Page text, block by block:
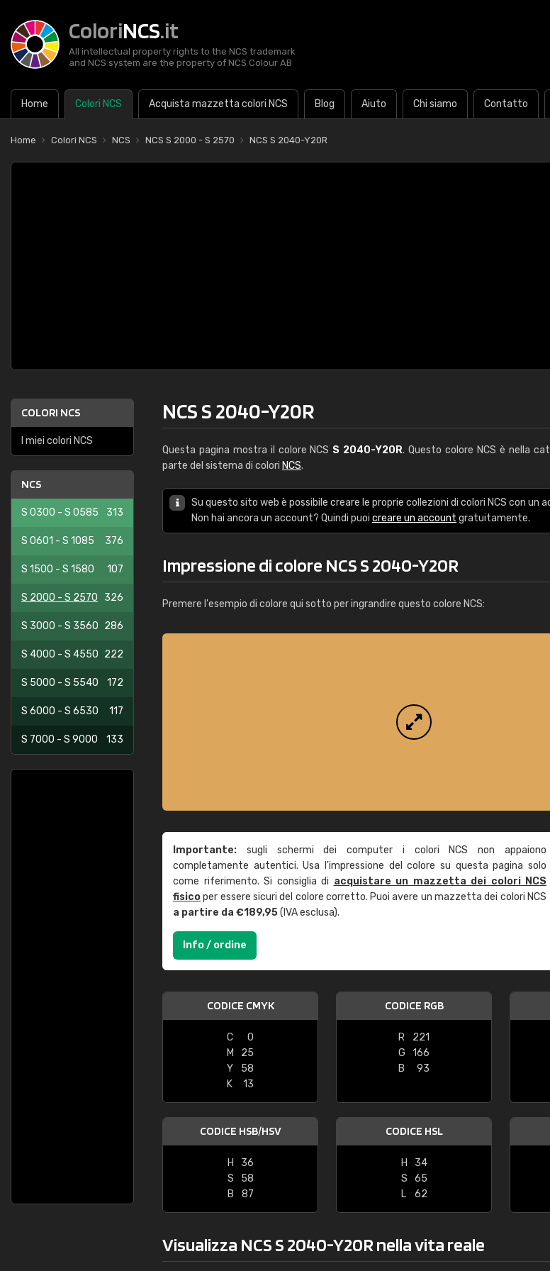
ColoriNCS.it
All intellectual property rights to the NCS trademark
and NCS system are the property of NCS Colour AB
Home Colori NCS Acquista mazzetta colori NCS Blog Aiuto Chi siamo Contatto
Home Colori NCS NCS NCS S 2000 - S 2570 NCS S 2040-Y20R
COLORI NCS
I miei colori NCS
NCS
S 0300 - S 0585 313
S 0601 - S 1085 376
S 1500 - S 1580 107
S 2000 - S 2570 326
S 3000 - S 3560 286
S 4000 - S 4550 222
S 5000 - S 5540 172
S 6000 - S 6530 117
S 7000 - S 9000 133
NCS S 2040-Y20R
Questa pagina mostra il colore NCS S 2040-Y20R. Questo colore NCS è nella
parte del sistema di colori NCS.
Su questo sito web è possibile creare le proprie collezioni di colori NCS con un
Non hai ancora un account? Quindi puoi creare un account gratuitamente.
Impressione di colore NCS S 2040-Y20R
Premere l'esempio di colore qui sotto per ingrandire questo colore NCS:
Importante: sugli schermi dei computer i colori NCS non appaiono
completamente autentici. Usa l'impressione del colore su questa pagina solo
come riferimento. Si consiglia di acquistare un mazzetta dei colori NCS
fisicoper essere sicuri del colore corretto. Puoi avere un mazzetta dei colori NCS
a partire da €189,95(IVA esclusa).
Info / ordine
CODICE CMYK
C
0
M
25
Y
58
K
13
CODICE RGB
R
221
G
166
B
93
CODICE HSB/HSV
H
36
S
58
B
87
CODICE HSL
H
34
S
65
L
62
Visualizza NCS S 2040-Y20R nella vita reale
"buon servizio"